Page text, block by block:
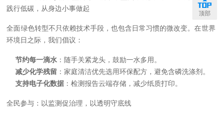
践行低碳，从身边小事做起
全面绿色转型不只依赖技术手段，也包含日常习惯的微改变。在世界
环境日之际，我们倡议：
节约每一滴水 ：随手关紧龙头，鼓励一水多用。
减少化学残留 ：家庭清洁优先选用环保配方，避免含磷洗涤剂。
支持电子化数据 ：检测报告云端存储，减少纸质打印。
全民参与：以监测促治理，以透明守底线
顶部